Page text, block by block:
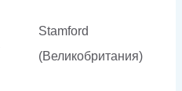
Stamford
(Великобритания)